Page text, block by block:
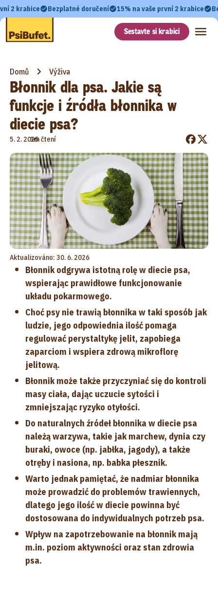
2 krabice Bezplatné doručení 15% na vaše první 2 krabice
Sestavte si krabici
Domů Výživa
Błonnik dla psa. Jakie są
funkcje i źródła błonnika w
diecie psa?
5. 2. 2025
•
1m čtení
Aktualizováno: 30. 6. 2026
Błonnik odgrywa istotną rolę w diecie psa,
wspierając prawidłowe funkcjonowanie
układu pokarmowego.
Choć psy nie trawią błonnika w taki sposób jak
ludzie, jego odpowiednia ilość pomaga
regulować perystaltykę jelit, zapobiega
zaparciom i wspiera zdrową mikroflorę
jelitową.
Błonnik może także przyczyniać się do kontroli
masy ciała, dając uczucie sytości i
zmniejszając ryzyko otyłości.
Do naturalnych źródeł błonnika w diecie psa
należą warzywa, takie jak marchew, dynia czy
buraki, owoce (np. jabłka, jagody), a także
otręby i nasiona, np. babka płesznik.
Warto jednak pamiętać, że nadmiar błonnika
może prowadzić do problemów trawiennych,
dlatego jego ilość w diecie powinna być
dostosowana do indywidualnych potrzeb psa.
Wpływ na zapotrzebowanie na błonnik mają
m.in. poziom aktywności oraz stan zdrowia
psa.